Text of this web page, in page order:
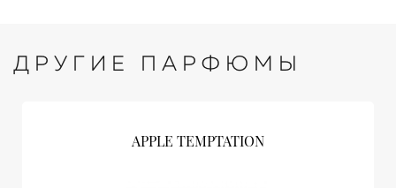
ДРУГИЕ ПАРФЮМЫ
APPLE TEMPTATION